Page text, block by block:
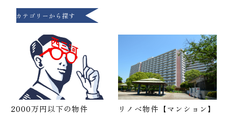
カテゴリーから探す
2000万円以下の物件 リノベ物件【マンション】